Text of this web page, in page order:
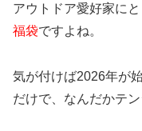
アウトドア愛好家に
福袋ですよね。
気が付けば2026年が
だけで、なんだかテ